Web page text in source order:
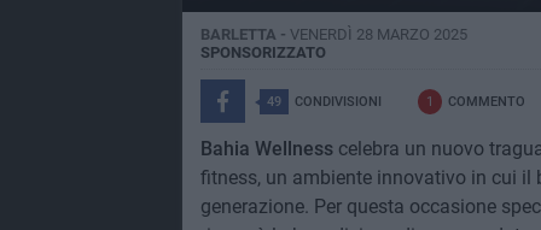
BARLETTA - VENERDÌ 28 MARZO 2025
SPONSORIZZATO
49 CONDIVISIONI 1 COMMENTO
Bahia Wellnesscelebra un nuovo
fitness, un ambiente innovativo in cui
generazione. Per questa occasione